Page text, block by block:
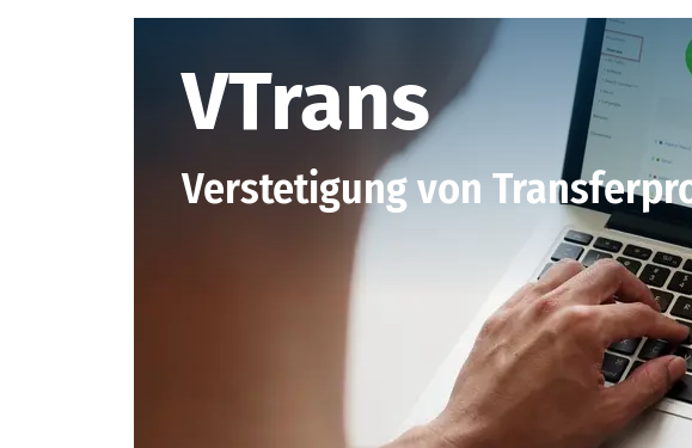
VTrans
VTrans
Verstetigung von